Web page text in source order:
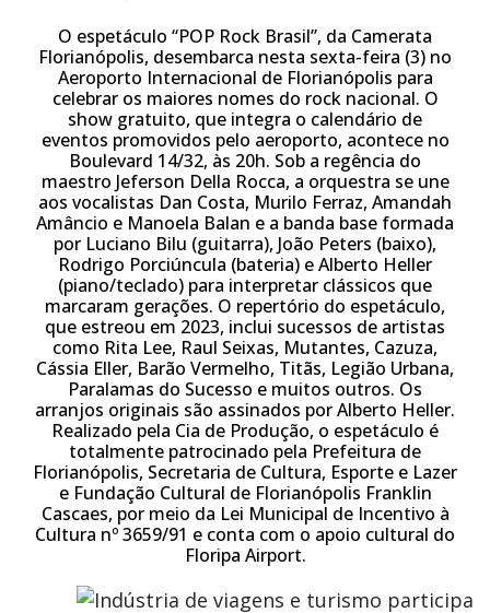
O espetáculo “POP Rock Brasil”, da Camerata
Florianópolis, desembarca nesta sexta-feira (3) no
Aeroporto Internacional de Florianópolis para
celebrar os maiores nomes do rock nacional. O
show gratuito, que integra o calendário de
eventos promovidos pelo aeroporto, acontece no
Boulevard 14/32, às 20h. Sob a regência do
maestro Jeferson Della Rocca, a orquestra se une
aos vocalistas Dan Costa, Murilo Ferraz, Amandah
Amâncio e Manoela Balan e a banda base formada
por Luciano Bilu (guitarra), João Peters (baixo),
Rodrigo Porciúncula (bateria) e Alberto Heller
(piano/teclado) para interpretar clássicos que
marcaram gerações. O repertório do espetáculo,
que estreou em 2023, inclui sucessos de artistas
como Rita Lee, Raul Seixas, Mutantes, Cazuza,
Cássia Eller, Barão Vermelho, Titãs, Legião Urbana,
Paralamas do Sucesso e muitos outros. Os
arranjos originais são assinados por Alberto Heller.
Realizado pela Cia de Produção, o espetáculo é
totalmente patrocinado pela Prefeitura de
Florianópolis, Secretaria de Cultura, Esporte e Lazer
e Fundação Cultural de Florianópolis Franklin
Cascaes, por meio da Lei Municipal de Incentivo à
Cultura nº 3659/91 e conta com o apoio cultural do
Floripa Airport.